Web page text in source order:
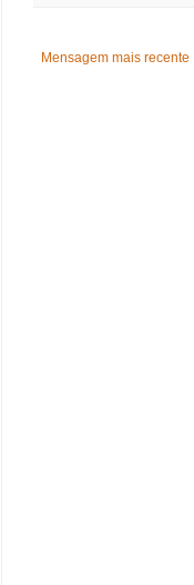
Mensagem mais recente